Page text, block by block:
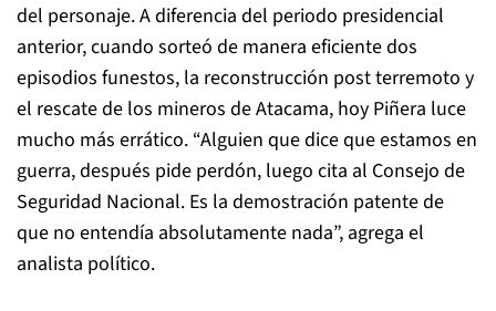
del personaje. A diferencia del periodo presidencial
anterior, cuando sorteó de manera eficiente dos
episodios funestos, la reconstrucción post terremoto y
el rescate de los mineros de Atacama, hoy Piñera luce
mucho más errático. “Alguien que dice que estamos en
guerra, después pide perdón, luego cita al Consejo de
Seguridad Nacional. Es la demostración patente de
que no entendía absolutamente nada”, agrega el
analista político.